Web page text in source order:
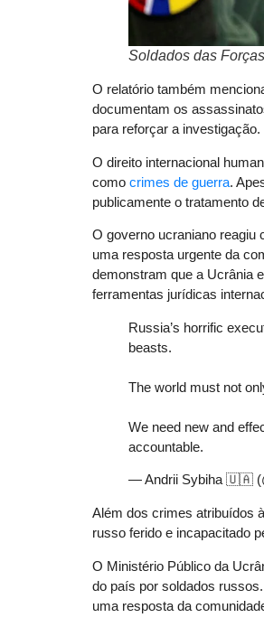
Soldados das
O relatório também
documentam os
para reforçar a investigação.
O direito internacional
como crimes de guerra.
publicamente o tratamento
O governo ucraniano reagiu
uma resposta urgente da
demonstram que a Ucrânia
ferramentas jurídicas
Russia’s horrific
beasts.
The world must not
We need new and
accountable.
— Andrii Sybiha 🇺🇦
Além dos crimes atribuídos
russo ferido e incapacitado
O Ministério Público da
do país por soldados
uma resposta da